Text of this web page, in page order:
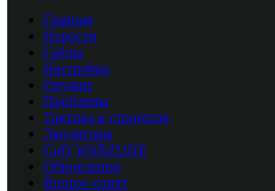
Главная
Новости
Гайды
Настройка
Оружие
Проблемы
Тактика и стратегия
Эмуляторы
CоD WARZONE
Обновления
Вопрос-ответ